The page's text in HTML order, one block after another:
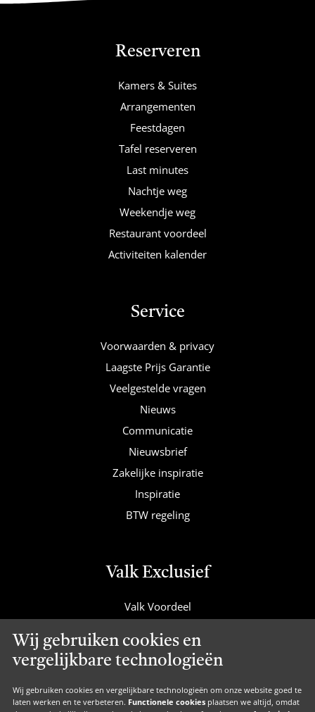
Wij gebruiken cookies en
vergelijkbare technologieën
Wij gebruiken cookies en vergelijkbare technologieën om onze website goed te
laten werken en te verbeteren. Functionele cookies plaatsen we altijd, omdat
Reserveren
Kamers & Suites
Arrangementen
Feestdagen
Tafel reserveren
Last minutes
Nachtje weg
Weekendje weg
Restaurant voordeel
Activiteiten kalender
Service
Voorwaarden & privacy
Laagste Prijs Garantie
Veelgestelde vragen
Nieuws
Communicatie
Nieuwsbrief
Zakelijke inspiratie
Inspiratie
BTW regeling
Valk Exclusief
Valk Voordeel
Valk Suites
Valk Jobs
Valk Exclusief Membership